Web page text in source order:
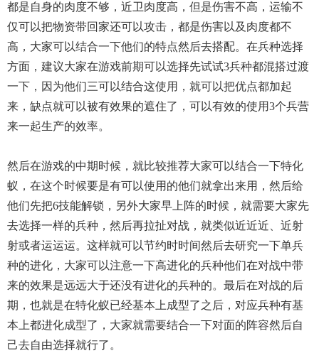
都是自身的肉度不够，近卫肉度高，但是伤害不高，运输不
仅可以把物资带回家还可以攻击，都是伤害以及肉度都不
高，大家可以结合一下他们的特点然后去搭配。在兵种选择
方面，建议大家在游戏前期可以选择先试试3兵种都混搭过渡
一下，因为他们三可以结合这使用，就可以把优点都加起
来，缺点就可以被有效果的遮住了，可以有效的使用3个兵营
来一起生产的效率。
然后在游戏的中期时候，就比较推荐大家可以结合一下特化
蚁，在这个时候要是有可以使用的他们就拿出来用，然后给
他们先把6技能解锁，另外大家早上阵的时候，就需要大家先
去选择一样的兵种，然后再拉扯对战，就类似近近近、近射
射或者运运运。这样就可以节约时时间然后去研究一下单兵
种的进化，大家可以注意一下高进化的兵种他们在对战中带
来的效果是远远大于还没有进化的兵种的。最后在对战的后
期，也就是在特化蚁已经基本上成型了之后，对应兵种有基
本上都进化成型了，大家就需要结合一下对面的阵容然后自
己去自由选择就行了。